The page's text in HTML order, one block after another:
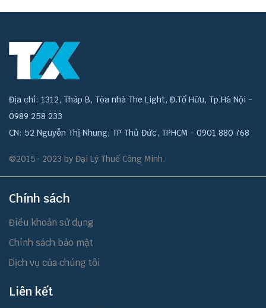
Địa chỉ: 1312, Tháp B, Tòa nhà The Light, Đ.Tố Hữu, Tp.Hà Nội -
0989 258 233
CN: 52 Nguyễn Thị Nhung, TP Thủ Đức, TPHCM - 0901 880 768
©2015- 2023 by Đại Lý Thuế Công Minh.
Chính sách
Điều khoản sử dụng
Chính sách bảo mật
Dịch vụ của chúng tôi
Liên kết